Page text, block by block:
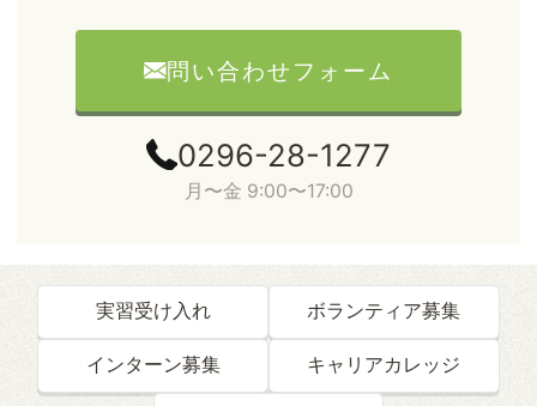
問い合わせフォーム
0296-28-1277
月〜金 9:00〜17:00
実習受け入れ ボランティア募集
インターン募集 キャリアカレッジ